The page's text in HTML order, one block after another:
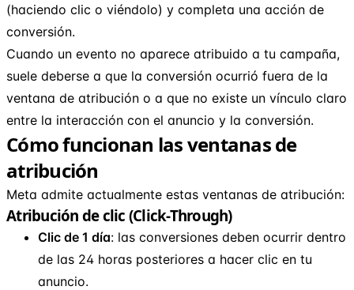
(haciendo clic o viéndolo) y completa una acción de
conversión.
Cuando un evento no aparece atribuido a tu campaña,
suele deberse a que la conversión ocurrió fuera de la
ventana de atribución o a que no existe un vínculo claro
entre la interacción con el anuncio y la conversión.
Cómo funcionan las ventanas de
atribución
Meta admite actualmente estas ventanas de atribución:
Atribución de clic (Click-Through)
Clic de 1 día: las conversiones deben ocurrir dentro
de las 24 horas posteriores a hacer clic en tu
anuncio.